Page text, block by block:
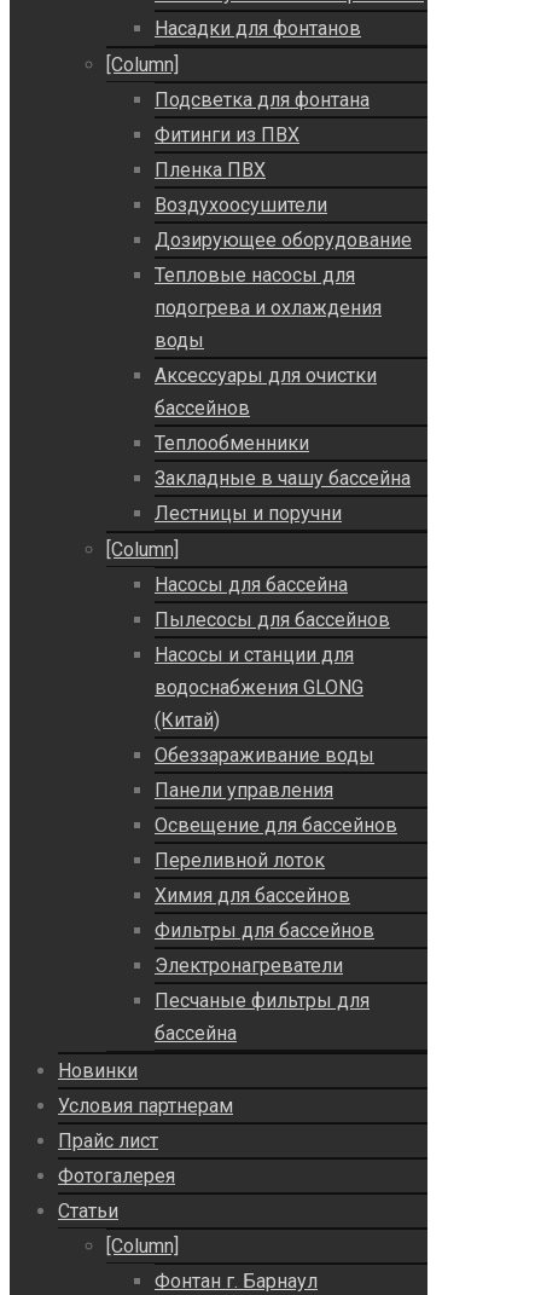
Насадки для фонтанов
[Column]
Подсветка для фонтана
Фитинги из ПВХ
Пленка ПВХ
Воздухоосушители
Дозирующее оборудование
Тепловые насосы для
подогрева и охлаждения
воды
Аксессуары для очистки
бассейнов
Теплообменники
Закладные в чашу бассейна
Лестницы и поручни
[Column]
Насосы для бассейна
Пылесосы для бассейнов
Насосы и станции для
водоснабжения GLONG
(Китай)
Обеззараживание воды
Панели управления
Освещение для бассейнов
Переливной лоток
Химия для бассейнов
Фильтры для бассейнов
Электронагреватели
Песчаные фильтры для
бассейна
Новинки
Условия партнерам
Прайс лист
Фотогалерея
Статьи
[Column]
Фонтан г. Барнаул